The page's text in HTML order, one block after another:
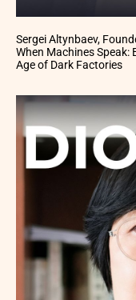
Sergei Altynbaev,
When Machines
Age of Dark Factories